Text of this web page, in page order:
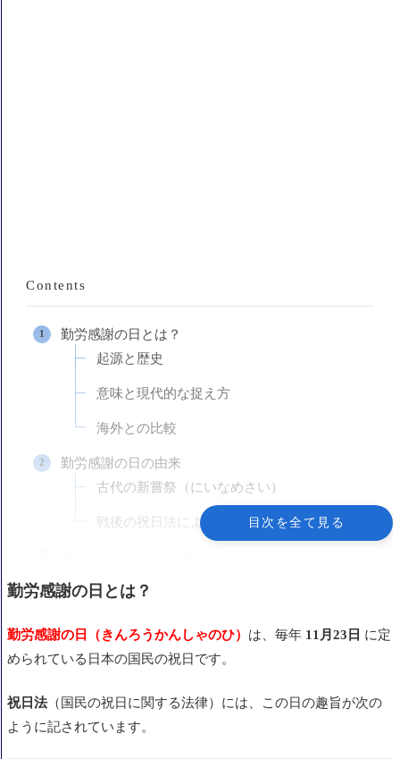
Contents
目次を全て見る
勤労感謝の日とは？
起源と歴史
意味と現代的な捉え方
海外との比較
勤労感謝の日の由来
古代の新嘗祭（にいなめさい）
戦後の祝日法による制定
振替休日とは？
注意点
プレゼント選びのポイント
勤労感謝の日とは？
勤労感謝の日（きんろうかんしゃのひ） は、毎年 11月23日 に定
められている日本の国民の祝日です。
祝日法（国民の祝日に関する法律）には、この日の趣旨が次の
ように記されています。